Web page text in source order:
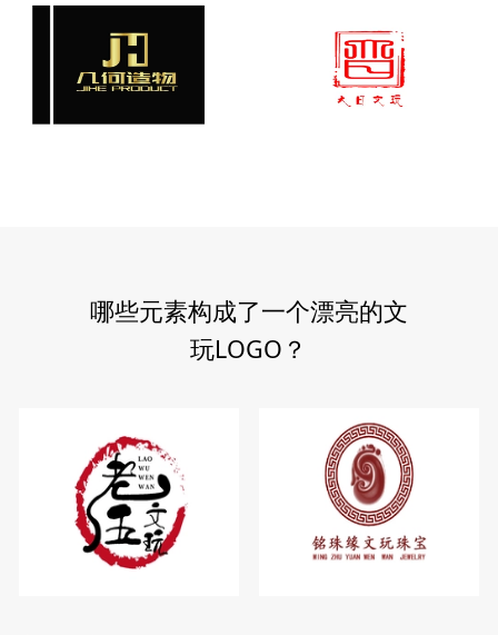
哪些元素构成了一个漂亮的文
玩LOGO？